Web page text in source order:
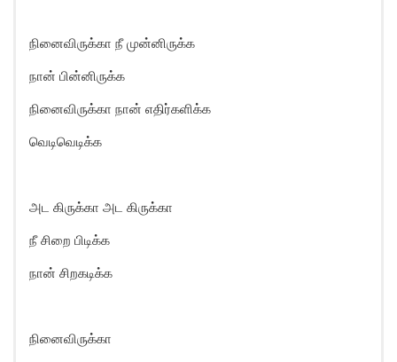
நினைவிருக்கா நீ முன்னிருக்க
நான் பின்னிருக்க
நினைவிருக்கா நான் எதிர்களிக்க
வெடிவெடிக்க
அட கிருக்கா அட கிருக்கா
நீ சிறை பிடிக்க
நான் சிறகடிக்க
நினைவிருக்கா